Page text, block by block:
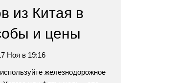
из Китая в
и цены
Ноя в 19:16
железнодорожное